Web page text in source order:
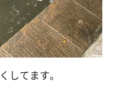
してます。